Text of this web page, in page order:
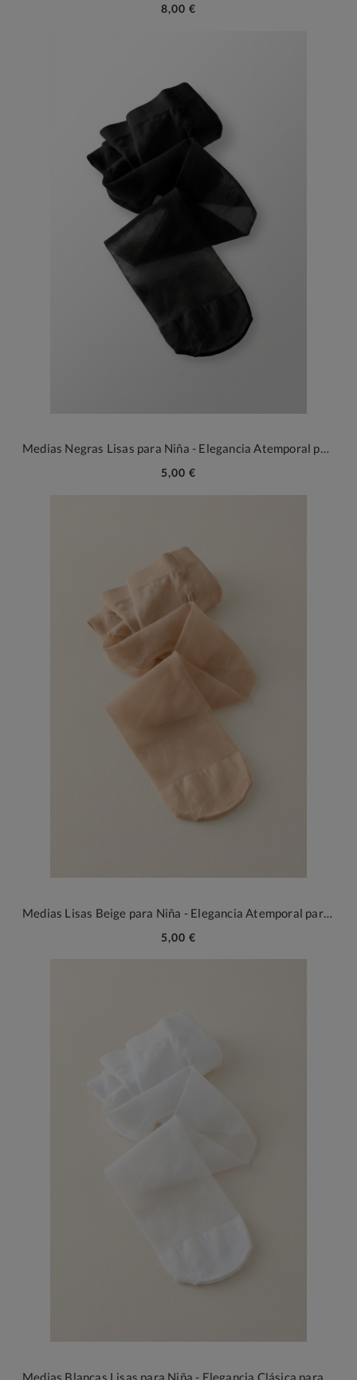
8,00 €
Medias Negras Lisas para Niña - Elegancia Atemporal para Ceremonias y Ocasiones Especiales
5,00 €
Medias Lisas Beige para Niña - Elegancia Atemporal para Ceremonias y Eventos Especiales
5,00 €